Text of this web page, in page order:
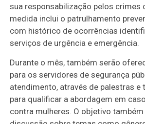
sua responsabilização pelos crimes
medida inclui o patrulhamento
com histórico de ocorrências
serviços de urgência e emergência.
Durante o mês, também serão
para os servidores de segurança
atendimento, através de palestras e
para qualificar a abordagem em
contra mulheres. O objetivo